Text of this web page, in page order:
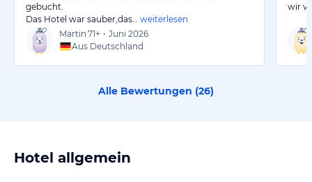
gebucht.
Das Hotel war sauber,das…
weiterlesen
Martin 71+ • Juni 2026
Aus Deutschland
wir
Alle Bewertungen (26)
Hotel allgemein